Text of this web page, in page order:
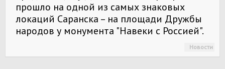
прошло на одной из самых знаковых
локаций Саранска – на площади Дружбы
народов у монумента "Навеки с Россией".
Новости